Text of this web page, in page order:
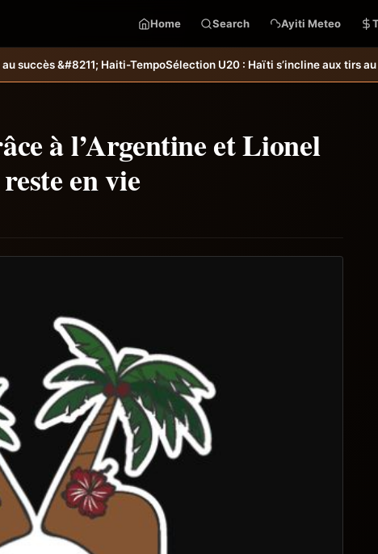
Home Search Ayiti Meteo
Sélection U20 : Haïti s’incline aux tirs au but et dit adieu à la Coupe du
à l’Argentine et Lionel
en vie